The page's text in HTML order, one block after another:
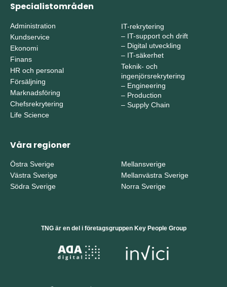
Specialistområden
Administration
Kundservice
Ekonomi
Finans
HR och personal
Försäljning
Marknadsföring
Chefsrekrytering
Life Science
IT-rekrytering
– IT-support och drift
– Digital utveckling
– IT-säkerhet
Teknik- och
ingenjörsrekrytering
– Engineering
– Production
– Supply Chain
Våra regioner
Östra Sverige
Västra Sverige
Södra Sverige
Mellansverige
Mellanvästra Sverige
Norra Sverige
TNG är en del i företagsgruppen Key People Group